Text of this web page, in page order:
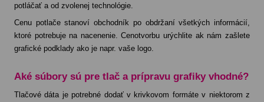
potláčať a od zvolenej technológie.
Cenu potlače stanoví obchodník po obdržaní všetkých informácií,
ktoré potrebuje na nacenenie. Cenotvorbu urýchlite ak nám zašlete
grafické podklady ako je napr. vaše logo.
Aké súbory sú pre tlač a prípravu grafiky vhodné?
Tlačové dáta je potrebné dodať v krivkovom formáte v niektorom z